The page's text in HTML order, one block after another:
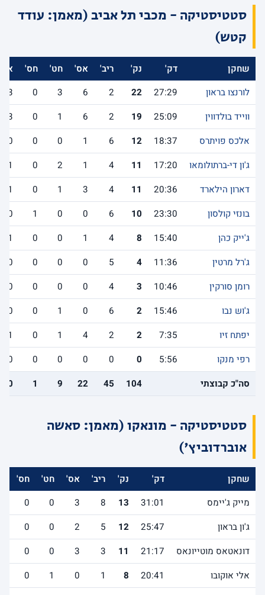
סטטיסטיקה - מכבי תל אביב (מאמן: עודד
קטש)
שחקן דק' נק' ריב' אס' חט' חס'
אב'
לורנצו בראון
27:29
22
2
6
3
0
3
ווייד בולדווין
25:09
19
2
6
1
0
3
אלכס פויתרס
18:37
12
6
1
0
0
0
ג'ון די-ברתולומאו
17:20
11
4
1
2
0
1
דארון הילארד
20:36
11
4
3
1
0
1
בונזי קולסון
23:30
10
6
0
0
1
0
ג'ייק כהן
15:40
8
4
1
0
0
1
ג'רל מרטין
11:36
4
5
0
0
0
0
רומן סורקין
10:46
3
4
0
0
0
0
ג'וש נבו
15:46
2
6
0
1
0
0
יפתח זיו
7:35
2
2
4
1
0
1
רפי מנקו
5:56
0
0
0
0
0
0
סה"כ קבוצתי
104
45
22
9
1
10
סטטיסטיקה - מונאקו (מאמן: סאשה
אוברדוביץ')
שחקן דק' נק' ריב' אס' חט' חס'
מייק ג'יימס
31:01
13
8
3
0
0
ג'ון בראון
25:47
12
5
2
0
0
דונאטאס מוטייונאס
21:17
11
3
3
0
0
אלי אוקובו
20:41
8
1
0
1
0